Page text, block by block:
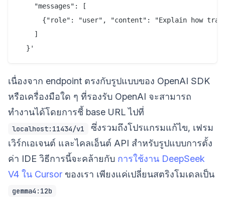
    "messages": [
{"role": "user", "content": "Explain how
    ]
เนื่องจาก endpoint ตรงกับรูปแบบของ OpenAI SDK
หรือเครื่องมือใด ๆ ที่รองรับ OpenAI จะสามารถ
ทำงานได้โดยการชี้ base URL ไปที่
localhost:11434/v1
ซึ่งรวมถึงโปรแกรมแก้ไข, เฟรม
เวิร์กเอเจนต์ และไคลเอ็นต์ API สำหรับรูปแบบการตั้ง
ค่า IDE วิธีการนี้จะคล้ายกับ การใช้งาน DeepSeek
V4 ใน Cursor ของเรา เพียงแค่เปลี่ยนสตริงโมเดลเป็น
gemma4:12b